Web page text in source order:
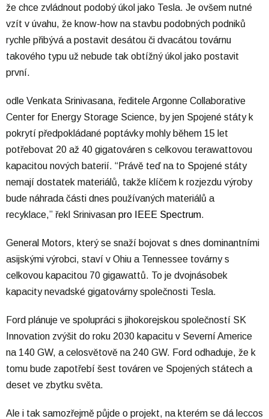
že chce zvládnout podobý úkol jako Tesla. Je ovšem nutné
vzít v úvahu, že know-how na stavbu podobných podniků
rychle přibývá a postavit desátou či dvacátou továrnu
takového typu už nebude tak obtížný úkol jako postavit
první.
odle Venkata Srinivasana, ředitele Argonne Collaborative
Center for Energy Storage Science, by jen Spojené státy k
pokrytí předpokládané poptávky mohly během 15 let
potřebovat 20 až 40 gigatováren s celkovou terawattovou
kapacitou nových baterií. “Právě teď na to Spojené státy
nemají dostatek materiálů, takže klíčem k rozjezdu výroby
bude náhrada části dnes používaných materiálů a
recyklace,” řekl Srinivasan pro IEEE Spectrum.
General Motors, který se snaží bojovat s dnes dominantními
asijskými výrobci, staví v Ohiu a Tennessee továrny s
celkovou kapacitou 70 gigawattů. To je dvojnásobek
kapacity nevadské gigatovárny společnosti Tesla.
Ford plánuje ve spolupráci s jihokorejskou společností SK
Innovation zvýšit do roku 2030 kapacitu v Severní Americe
na 140 GW, a celosvětově na 240 GW. Ford odhaduje, že k
tomu bude zapotřebí šest továren ve Spojených státech a
deset ve zbytku světa.
Ale i tak samozřejmě půjde o projekt, na kterém se dá leccos